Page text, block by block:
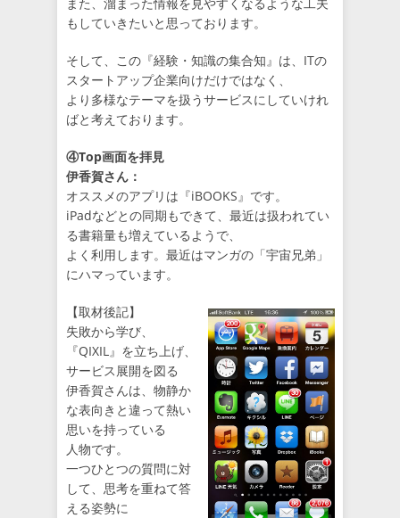
もしていきたいと思っております。
そして、この『経験・知識の集合知』は、ITの
スタートアップ企業向けだけではなく、
より多様なテーマを扱うサービスにしていけれ
ばと考えております。
④Top画面を拝見
伊香賀さん：
オススメのアプリは『iBOOKS』です。
iPadなどとの同期もできて、最近は扱われてい
る書籍量も増えているようで、
よく利用します。最近はマンガの「宇宙兄弟」
にハマっています。
【取材後記】
失敗から学び、
『QIXIL』を立ち上げ、
サービス展開を図る
伊香賀さんは、物静か
な表向きと違って熱い
思いを持っている
人物です。
一つひとつの質問に対
して、思考を重ねて答
える姿勢に